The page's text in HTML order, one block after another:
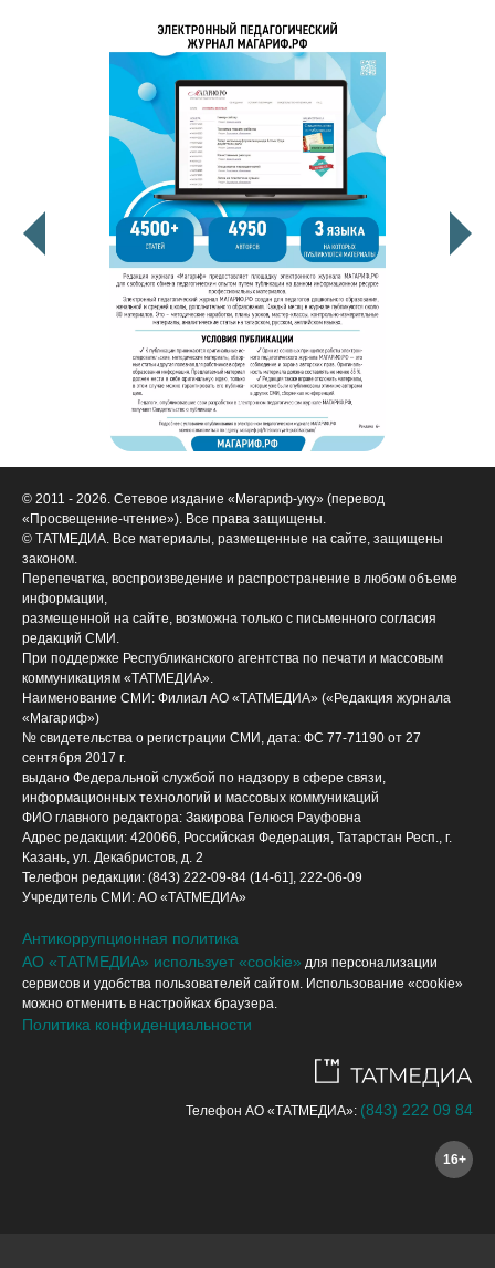
© 2011 - 2026. Сетевое издание «Мәгариф-уку» (перевод
«Просвещение-чтение»). Все права защищены.
© ТАТМЕДИА. Все материалы, размещенные на сайте, защищены
законом.
Перепечатка, воспроизведение и распространение в любом объеме
информации,
размещенной на сайте, возможна только с письменного согласия
редакций СМИ.
При поддержке Республиканского агентства по печати и массовым
коммуникациям «ТАТМЕДИА».
Наименование СМИ: Филиал АО «ТАТМЕДИА» («Редакция журнала
«Магариф»)
№ свидетельства о регистрации СМИ, дата: ФС 77-71190 от 27
сентября 2017 г.
выдано Федеральной службой по надзору в сфере связи,
информационных технологий и массовых коммуникаций
ФИО главного редактора: Закирова Гелюся Рауфовна
Адрес редакции: 420066, Российская Федерация, Татарстан Респ., г.
Казань, ул. Декабристов, д. 2
Телефон редакции: (843) 222-09-84 (14-61], 222-06-09
Учредитель СМИ: АО «ТАТМЕДИА»
Антикоррупционная политика
АО «ТАТМЕДИА» использует «cookie» для персонализации
сервисов и удобства пользователей сайтом. Использование «cookie»
можно отменить в настройках браузера.
Политика конфиденциальности
Телефон АО «ТАТМЕДИА»: (843) 222 09 84
16+